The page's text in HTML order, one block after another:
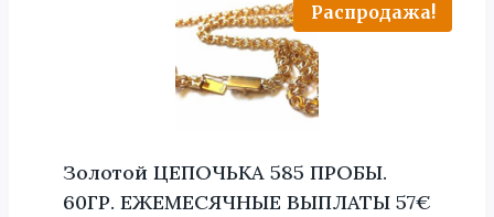
Распродажа!
Золотой ЦЕПОЧЬКА 585 ПРОБЫ.
60ГР. ЕЖЕМЕСЯЧНЫЕ ВЫПЛАТЫ 57€